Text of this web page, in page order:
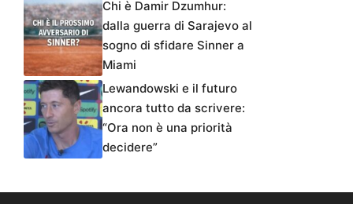
Chi è Damir Dzumhur:
dalla guerra di Sarajevo al
sogno di sfidare Sinner a
Miami
Lewandowski e il futuro
ancora tutto da scrivere:
“Ora non è una priorità
decidere”